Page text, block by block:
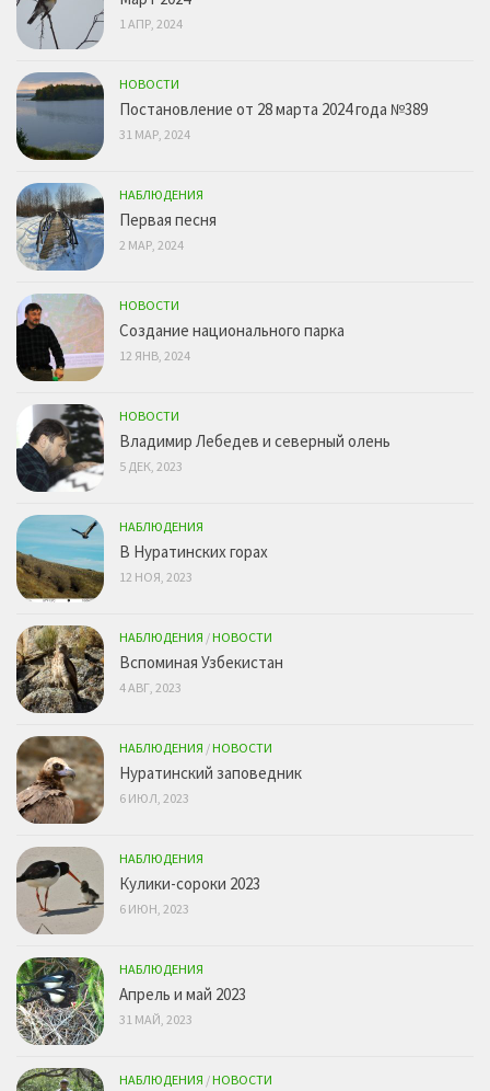
1 АПР, 2024
НОВОСТИ
Постановление от 28 марта 2024 года №389
31 МАР, 2024
НАБЛЮДЕНИЯ
Первая песня
2 МАР, 2024
НОВОСТИ
Создание национального парка
12 ЯНВ, 2024
НОВОСТИ
Владимир Лебедев и северный олень
5 ДЕК, 2023
НАБЛЮДЕНИЯ
В Нуратинских горах
12 НОЯ, 2023
НАБЛЮДЕНИЯ /НОВОСТИ
Вспоминая Узбекистан
4 АВГ, 2023
НАБЛЮДЕНИЯ /НОВОСТИ
Нуратинский заповедник
6 ИЮЛ, 2023
НАБЛЮДЕНИЯ
Кулики-сороки 2023
6 ИЮН, 2023
НАБЛЮДЕНИЯ
Апрель и май 2023
31 МАЙ, 2023
НАБЛЮДЕНИЯ /НОВОСТИ